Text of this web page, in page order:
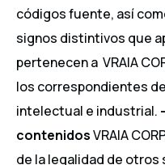
códigos fuente, así
signos distintivos que
pertenecen a VRAIA
los correspondientes
intelectual e industrial.
contenidosVRAIA
de la legalidad de